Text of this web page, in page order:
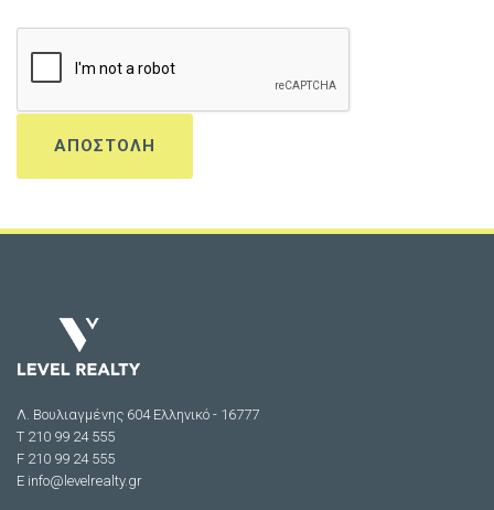
Λ. Βουλιαγμένης 604 Ελληνικό - 16777
Τ 210 99 24 555
F 210 99 24 555
E info@levelrealty.gr